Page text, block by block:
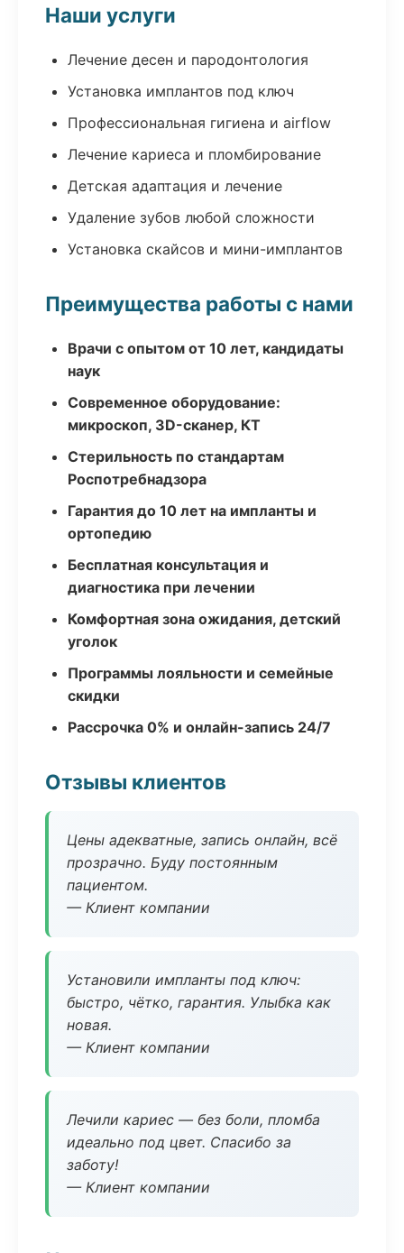
Наши услуги
Лечение десен и пародонтология
Установка имплантов под ключ
Профессиональная гигиена и airflow
Лечение кариеса и пломбирование
Детская адаптация и лечение
Удаление зубов любой сложности
Установка скайсов и мини-имплантов
Преимущества работы с нами
Врачи с опытом от 10 лет, кандидаты
наук
Современное оборудование:
микроскоп, 3D-сканер, КТ
Стерильность по стандартам
Роспотребнадзора
Гарантия до 10 лет на импланты и
ортопедию
Бесплатная консультация и
диагностика при лечении
Комфортная зона ожидания, детский
уголок
Программы лояльности и семейные
скидки
Рассрочка 0% и онлайн-запись 24/7
Отзывы клиентов
Цены адекватные, запись онлайн, всё
прозрачно. Буду постоянным
пациентом.
— Клиент компании
Установили импланты под ключ:
быстро, чётко, гарантия. Улыбка как
новая.
— Клиент компании
Лечили кариес — без боли, пломба
идеально под цвет. Спасибо за
заботу!
— Клиент компании